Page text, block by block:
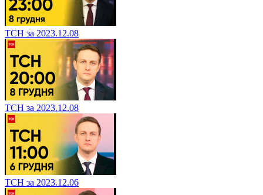
ТСН за 2023.12.08
ТСН за 2023.12.08
ТСН за 2023.12.06